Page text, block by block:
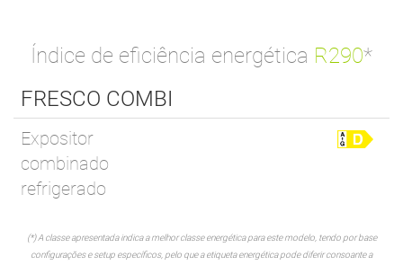
Índice de eficiência energética R290*
FRESCO COMBI
Expositor
combinado
refrigerado
(*) A classe apresentada indica a melhor classe energética para este modelo, tendo por base
configurações e setup específicos, pelo que a etiqueta energética pode diferir consoante a